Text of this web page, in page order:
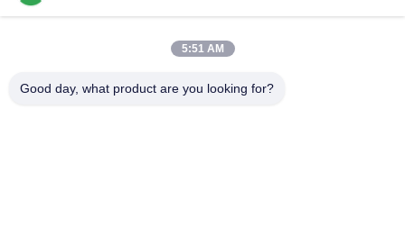
Φορεμένες
Κάμερες σώματος
αστυνομίας
4G φορεμένη σώμα
Κάμερα κρανών
5:51 AM
Good day, what product are you looking for?